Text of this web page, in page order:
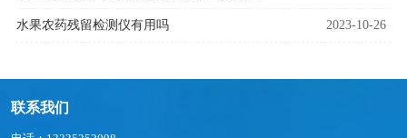
水果农药残留检测仪有用吗 2023-10-26
联系我们